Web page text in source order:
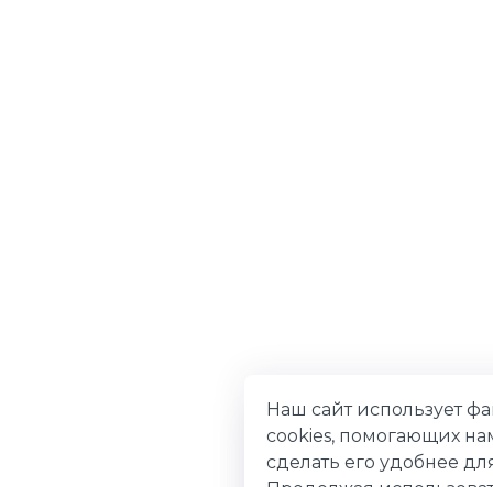
Наш сайт использует
cookies, помогающих
сделать его удобнее